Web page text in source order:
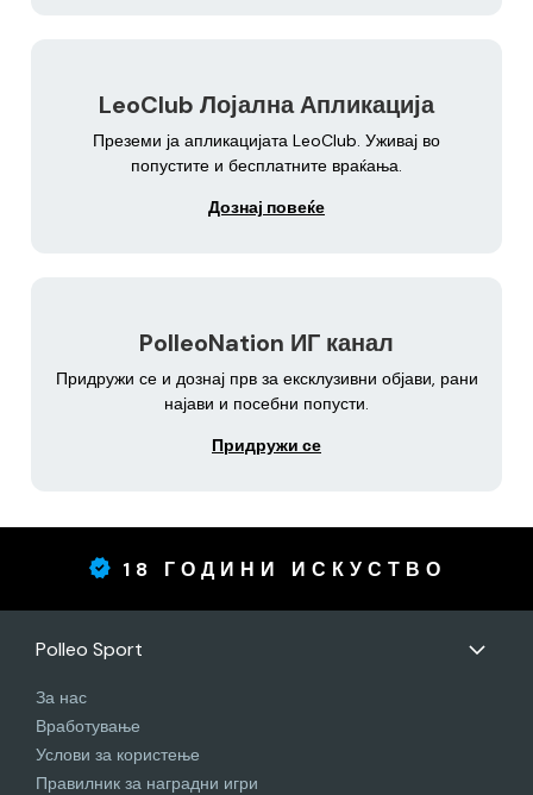
LeoClub Лојална Апликација
Преземи ја апликацијата LeoClub. Уживај во
попустите и бесплатните враќања.
Дознај повеќе
PolleoNation ИГ канал
Придружи се и дознај прв за ексклузивни објави, рани
најави и посебни попусти.
Придружи се
18 ГОДИНИ ИСКУСТВО
Polleo Sport
За нас
Вработување
Услови за користење
Правилник за наградни игри